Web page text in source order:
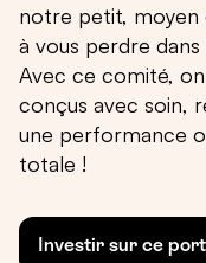
notre petit, moyen
à vous perdre
Avec ce comité,
conçus avec soin,
une performance
totale !
Investir sur ce